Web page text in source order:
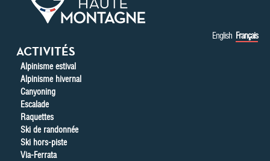
English Français
ACTIVITÉS
Alpinisme estival
Alpinisme hivernal
Canyoning
Escalade
Raquettes
Ski de randonnée
Ski hors-piste
Via-Ferrata